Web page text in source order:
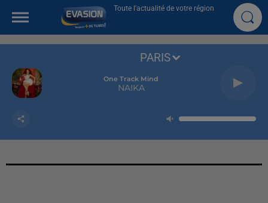
Toute l'actualité de votre région
One Track Mind
NAIKA
PARIS